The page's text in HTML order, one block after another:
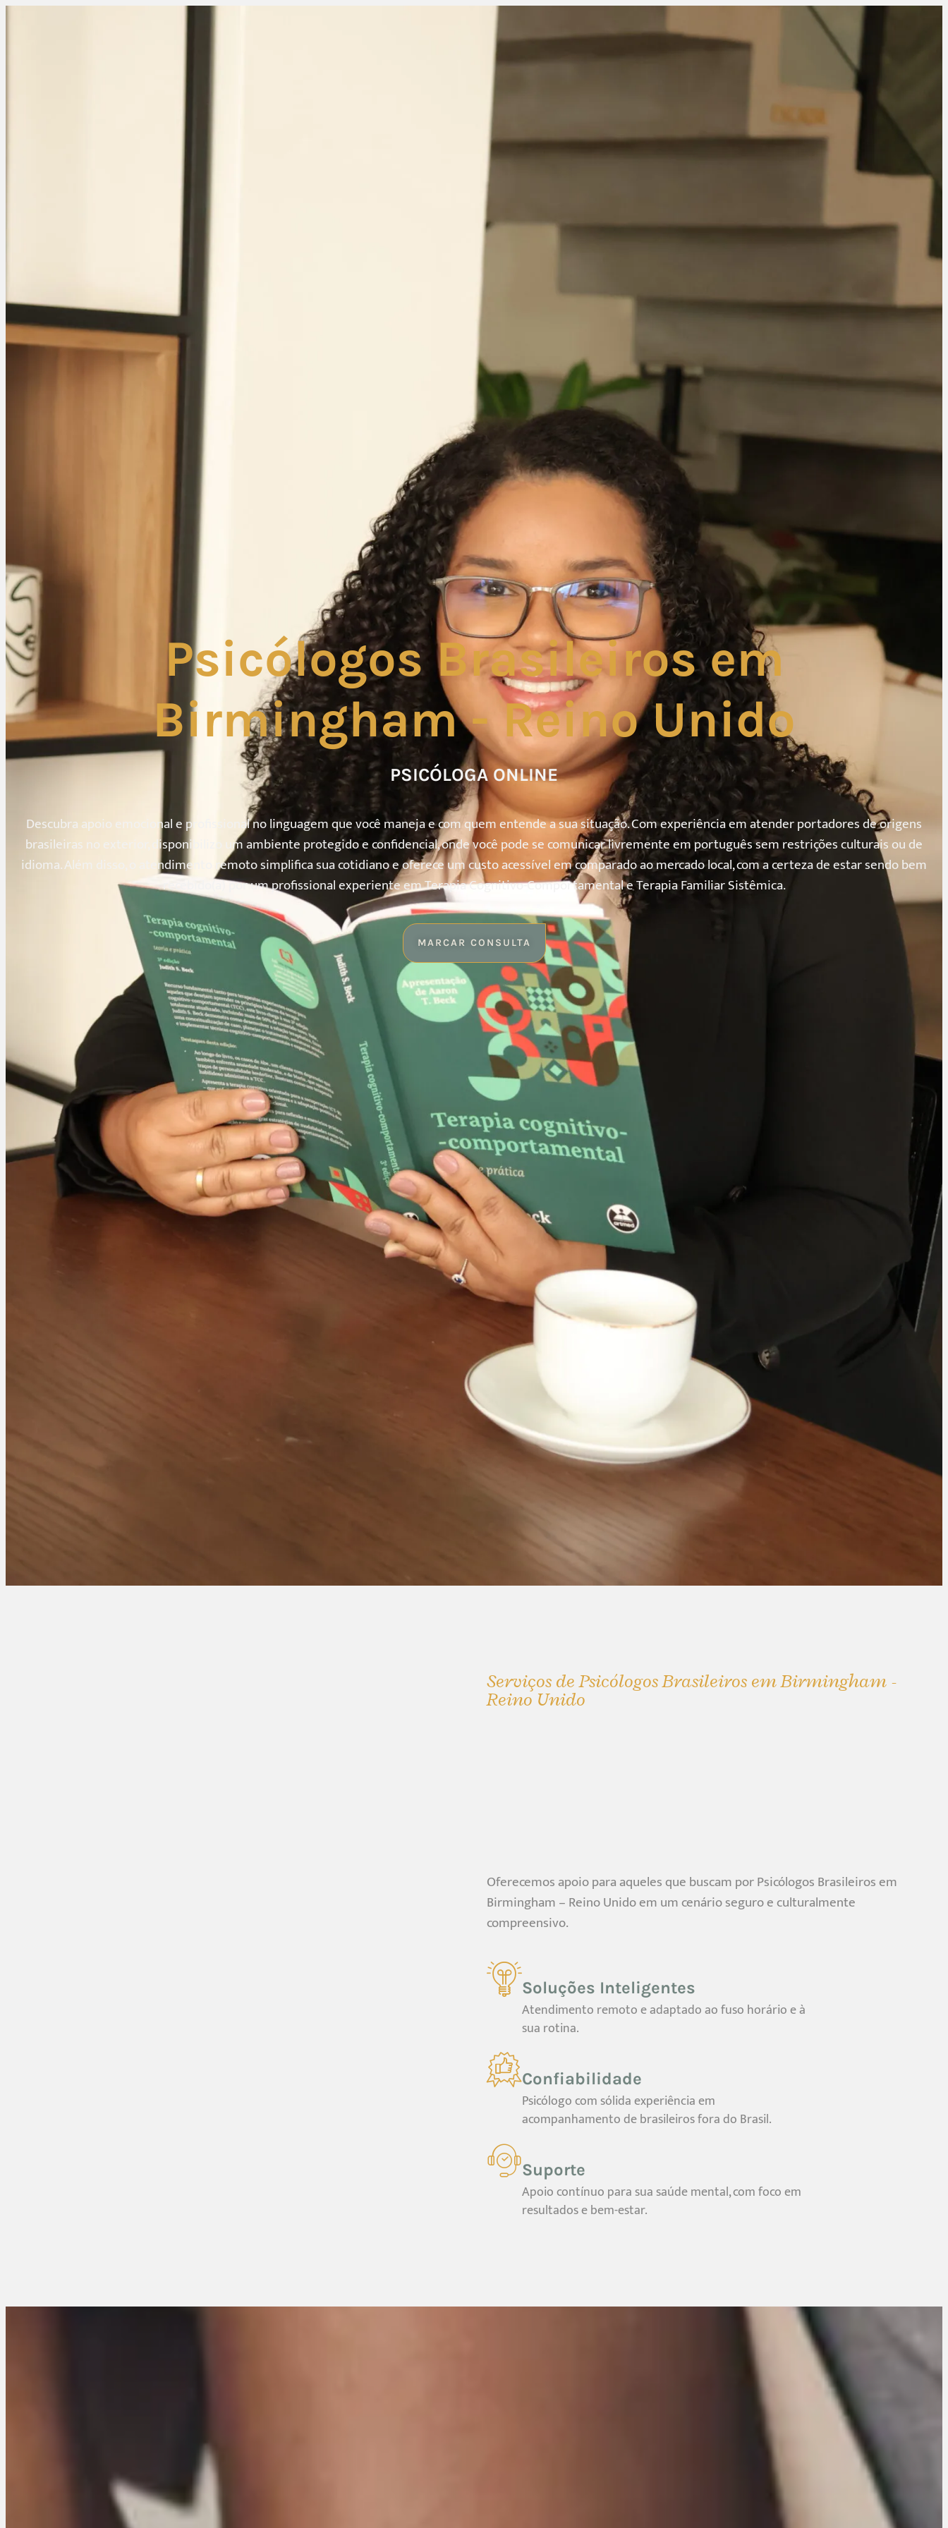
Psicólogos Brasileiros em
Birmingham - Reino Unido
PSICÓLOGA ONLINE
Descubra apoio emocional e profissional no linguagem que você maneja e com quem entende a sua situação. Com experiência em atender portadores de origens
brasileiras no exterior, disponibilizo um ambiente protegido e confidencial, onde você pode se comunicar livremente em português sem restrições culturais ou de
idioma. Além disso, o atendimento remoto simplifica sua cotidiano e oferece um custo acessível em comparado ao mercado local, com a certeza de estar sendo bem
recebido(a) por um profissional experiente em Terapia Cognitivo-Comportamental e Terapia Familiar Sistêmica.
MARCAR CONSULTA
Serviços de Psicólogos Brasileiros em Birmingham -
Reino Unido
Oferecemos apoio para aqueles que buscam por Psicólogos Brasileiros em
Birmingham – Reino Unido em um cenário seguro e culturalmente
compreensivo.
Soluções Inteligentes
Atendimento remoto e adaptado ao fuso horário e à
sua rotina.
Confiabilidade
Psicólogo com sólida experiência em
acompanhamento de brasileiros fora do Brasil.
Suporte
Apoio contínuo para sua saúde mental, com foco em
resultados e bem-estar.